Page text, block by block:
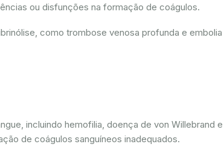
ou disfunções na formação de coágulos.
como trombose venosa profunda e embolia
incluindo hemofilia, doença de von Willebrand e
de coágulos sanguíneos inadequados.